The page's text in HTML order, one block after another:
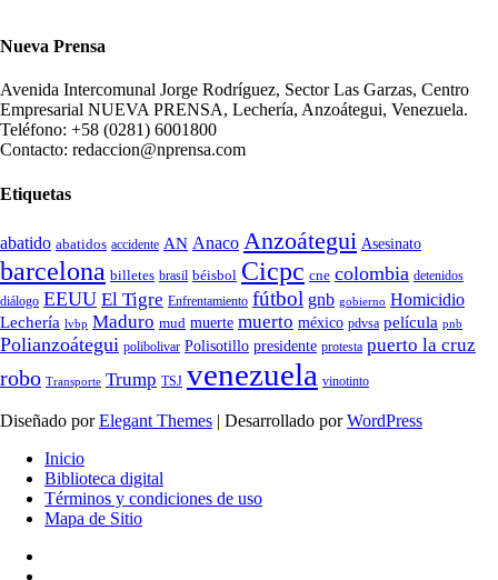
Nueva Prensa
Avenida Intercomunal Jorge Rodríguez, Sector Las Garzas, Centro
Empresarial NUEVA PRENSA, Lechería, Anzoátegui, Venezuela.
Teléfono: +58 (0281) 6001800
Contacto: redaccion@nprensa.com
Etiquetas
abatido abatidos accidente AN Anaco Anzoátegui Asesinato
barcelona billetes brasil béisbol Cicpc cne colombia detenidos
diálogo EEUU El Tigre Enfrentamiento fútbol gnb gobierno Homicidio
Lechería lvbp Maduro mud muerte muerto méxico pdvsa película pnb
Polianzoátegui polibolivar Polisotillo presidente protesta puerto la cruz
robo Transporte Trump TSJ venezuela vinotinto
Diseñado porElegant Themes | Desarrollado porWordPress
Inicio
Biblioteca digital
Términos y condiciones de uso
Mapa de Sitio